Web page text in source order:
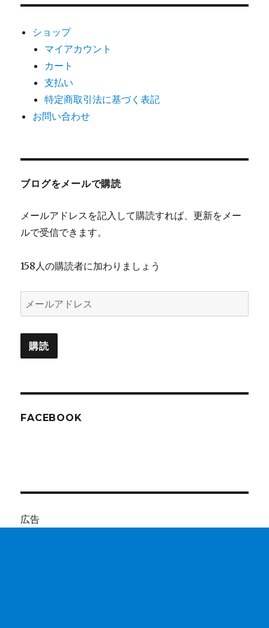
ショップ
マイアカウント
カート
支払い
特定商取引法に基づく表記
お問い合わせ
ブログをメールで購読
メールアドレスを記入して購読すれば、更新をメー
ルで受信できます。
158人の購読者に加わりましょう
ー
ル
ア購読
FACEBOOK
広告